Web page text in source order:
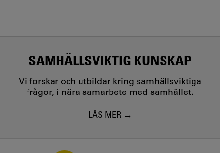
SAMHÄLLSVIKTIG KUNSKAP
Vi forskar och utbildar kring samhällsviktiga
frågor, i nära samarbete med samhället.
LÄS MER